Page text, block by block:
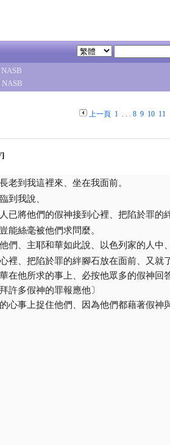
NASB
NASB
上一頁 1. . . 8 9 10 11
老到我這裡來、坐在我面前。
到我說、
已將他們的假神接到心裡、把陷於罪的
能絲毫被他們求問麼。
們、主耶和華如此說、以色列家的人中
裡、把陷於罪的絆腳石放在面前、又就
在他所求的事上、必按他眾多的假神回
許多假神的罪報應他〕
心事上捉住他們、因為他們都藉著假神